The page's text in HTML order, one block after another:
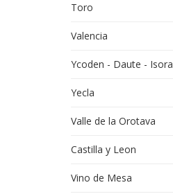
Toro
Valencia
Ycoden - Daute - Isora
Yecla
Valle de la Orotava
Castilla y Leon
Vino de Mesa